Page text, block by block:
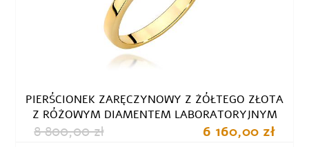
PIERŚCIONEK ZARĘCZYNOWY Z ŻÓŁTEGO ZŁOTA
Z RÓŻOWYM DIAMENTEM LABORATORYJNYM
8 800,00 zł 6 160,00 zł